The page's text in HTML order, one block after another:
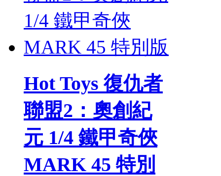
Hot Toys 復仇者
聯盟2：奧創紀
元 1/4 鐵甲奇俠
MARK 45 特別